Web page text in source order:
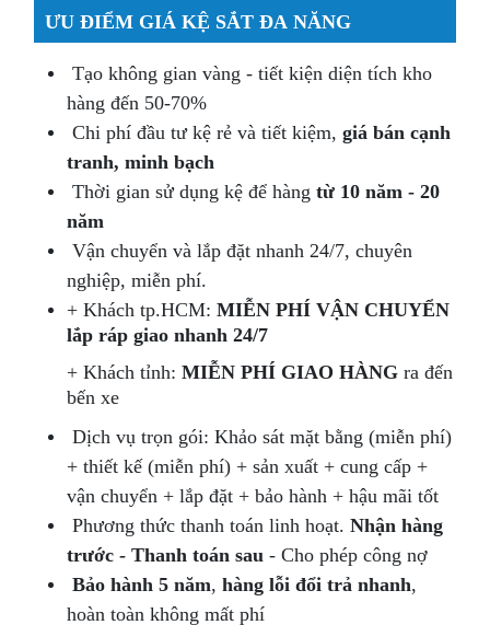
ƯU ĐIỂM GIÁ KỆ SẮT ĐA NĂNG
Tạo không gian vàng - tiết kiện diện tích kho
hàng đến 50-70%
Chi phí đầu tư kệ rẻ và tiết kiệm,giá bán cạnh
tranh, minh bạch
Thời gian sử dụng kệ để hàngtừ 10 năm - 20
năm
Vận chuyển và lắp đặt nhanh 24/7, chuyên
nghiệp, miễn phí.
+ Khách tp.HCM:MIỄN PHÍ VẬN CHUYỂN
lắp ráp giao nhanh 24/7
+ Khách tỉnh:MIỄN PHÍ GIAO HÀNG ra đến
bến xe
Dịch vụ trọn gói: Khảo sát mặt bằng (miễn phí)
+ thiết kế (miễn phí) + sản xuất + cung cấp +
vận chuyển + lắp đặt + bảo hành + hậu mãi tốt
Phương thức thanh toán linh hoạt.Nhận hàng
trước - Thanh toán sau - Cho phép công nợ
Bảo hành 5 năm,hàng lỗi đổi trả nhanh,
hoàn toàn không mất phí